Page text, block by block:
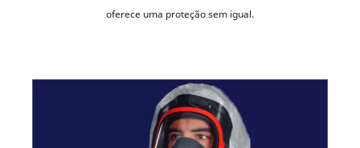
oferece uma proteção sem igual.